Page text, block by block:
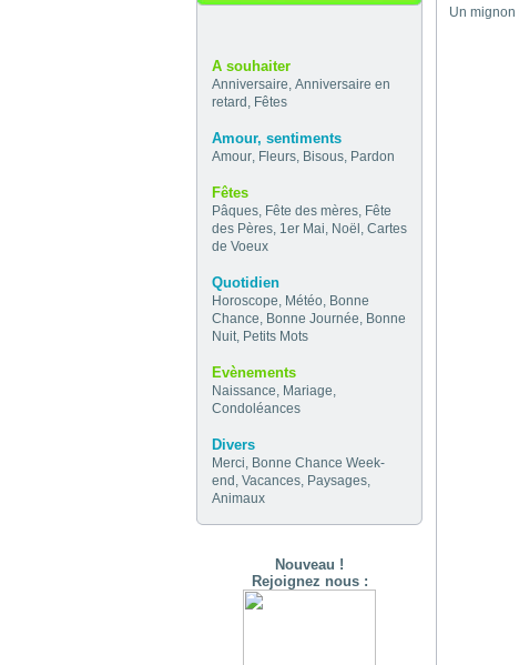
A souhaiter
Anniversaire, Anniversaire en
retard , Fêtes
Amour, sentiments
Amour, Fleurs, Bisous, Pardon
Fêtes
Pâques, Fête des mères, Fête
des Pères, 1er Mai, Noël , Cartes
de Voeux
Quotidien
Horoscope, Météo, Bonne
Chance, Bonne Journée, Bonne
Nuit, Petits Mots
Evènements
Naissance, Mariage,
Condoléances
Divers
Merci, Bonne Chance Week-
end , Vacances, Paysages,
Animaux
Nouveau !
Rejoignez nous :
Un